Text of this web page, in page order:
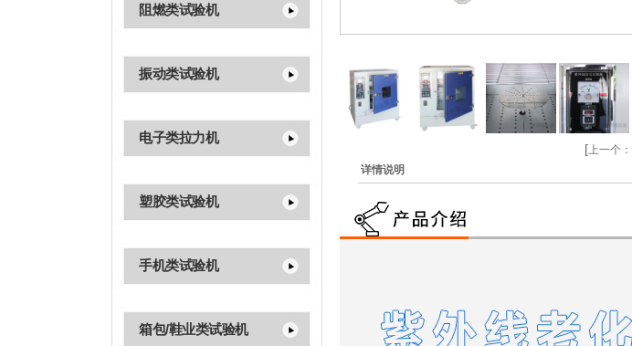
阻燃类试验机
振动类试验机
电子类拉力机
塑胶类试验机
手机类试验机
箱包/鞋业类试验机
[上一个：
详情说明